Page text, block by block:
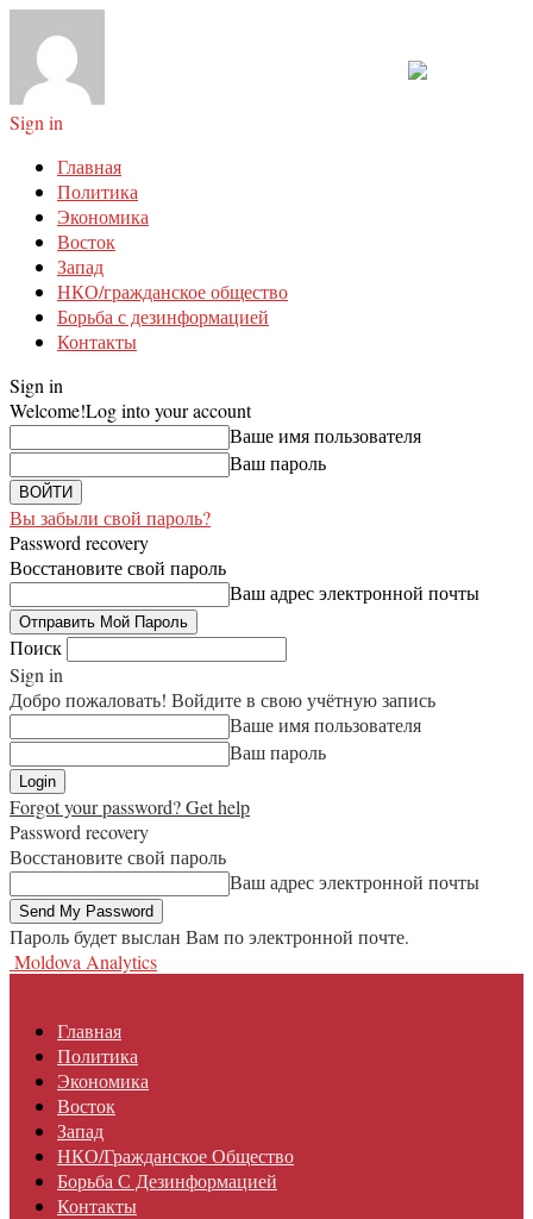
Sign in
Главная
Политика
Экономика
Восток
Запад
НКО/гражданское общество
Борьба с дезинформацией
Контакты
Sign in
Welcome!Log into your account
Ваше имя пользователя
Ваш пароль
Вы забыли свой пароль?
Password recovery
Восстановите свой пароль
Ваш адрес электронной почты
Поиск
Sign in
Добро пожаловать! Войдите в свою учётную запись
Ваше имя пользователя
Ваш пароль
Forgot your password? Get help
Password recovery
Восстановите свой пароль
Ваш адрес электронной почты
Пароль будет выслан Вам по электронной почте.
Moldova Analytics
Главная
Политика
Экономика
Восток
Запад
НКО/гражданское Общество
Борьба С Дезинформацией
Контакты